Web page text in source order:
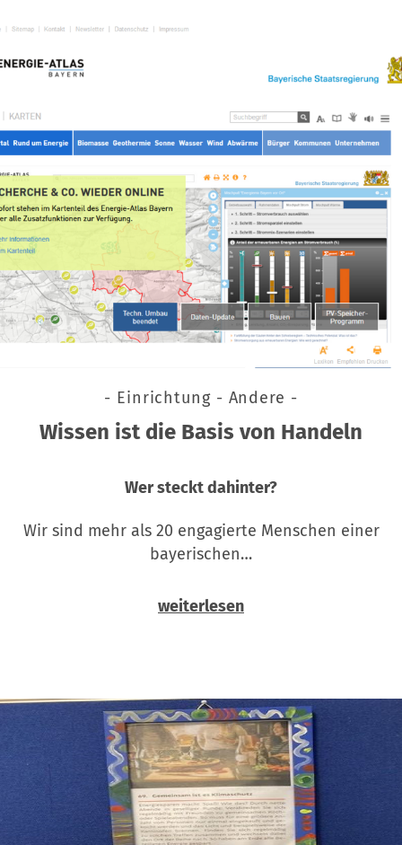
- Einrichtung - Andere -
Wissen ist die Basis von Handeln
Wer steckt dahinter?
Wir sind mehr als 20 engagierte Menschen einer
bayerischen…
weiterlesen